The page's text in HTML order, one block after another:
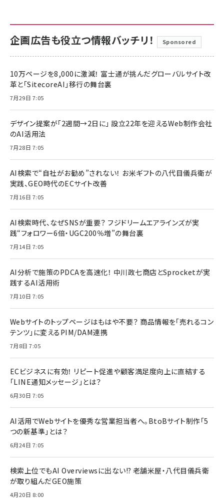
企画広告も役立つ情報バッチリ！ Sponsored
10万ページを8,000に激減！ 富士通が挑んだグローバルサイト改
革と「SitecoreAI」移行の舞台裏
7月29日 7:05
デザイン提案が「2週間→2日に」 設立22年を迎えるWeb制作会社
のAI活用法
7月28日 7:05
AI検索で“自社がお勧め”されない！ お米ギフトの八代目儀兵衛が
実践、GEO時代のECサイト改善
7月16日 7:05
AI検索時代、なぜSNSが重要？ フジドリームエアラインズが実
践“フォロワー6倍・UGC200％増”の舞台裏
7月14日 7:05
AI分析で施策のPDCAを高速化！ 中川政七商店とSprocketが実
践するAI活用術
7月10日 7:05
Webサイトのトップページはもはや不要？ 商品情報を「売れるコン
テンツ」に変えるPIM/DAM連携
7月8日 7:05
ECビジネスに有効！ リピート促進や顧客満足度向上に直結する
「LINE通知メッセージ」とは？
6月30日 7:05
AI活用でWebサイトを優秀な営業担当者へ。BtoBサイト制作「5
つの新基準」とは？
6月24日 7:05
検索上位でもAI Overviewsに出ない!? 老舗米屋・八代目儀兵衛
が取り組んだGEO施策
4月20日 8:00